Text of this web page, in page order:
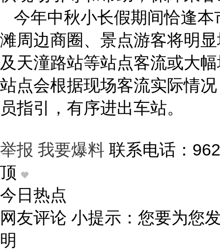
今年中秋小长假期间恰逢
滩周边商圈、景点游客将明
及天潼路站等站点客流或大
站点会根据现场客流实际情
员指引，有序进出车站。
举报 我要爆料 联系电话：
顶
今日热点
网友评论 小提示：您要为您
明